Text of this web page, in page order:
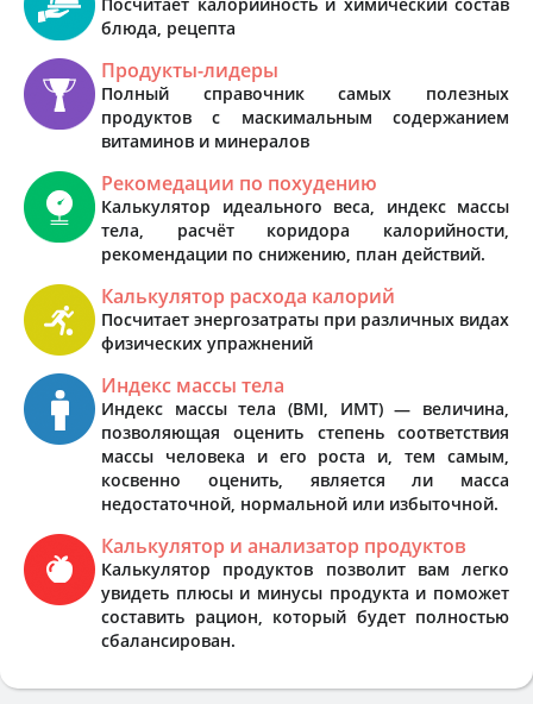
блюда, рецепта
Продукты-лидеры
Полный справочник самых полезных
продуктов с маскимальным содержанием
витаминов и минералов
Рекомедации по похудению
Калькулятор идеального веса, индекс массы
тела, расчёт коридора калорийности,
рекомендации по снижению, план действий.
Калькулятор расхода калорий
Посчитает энергозатраты при различных видах
физических упражнений
Индекс массы тела
Индекс массы тела (BMI, ИМТ) — величина,
позволяющая оценить степень соответствия
массы человека и его роста и, тем самым,
косвенно оценить, является ли масса
недостаточной, нормальной или избыточной.
Калькулятор и анализатор продуктов
Калькулятор продуктов позволит вам легко
увидеть плюсы и минусы продукта и поможет
составить рацион, который будет полностью
сбалансирован.